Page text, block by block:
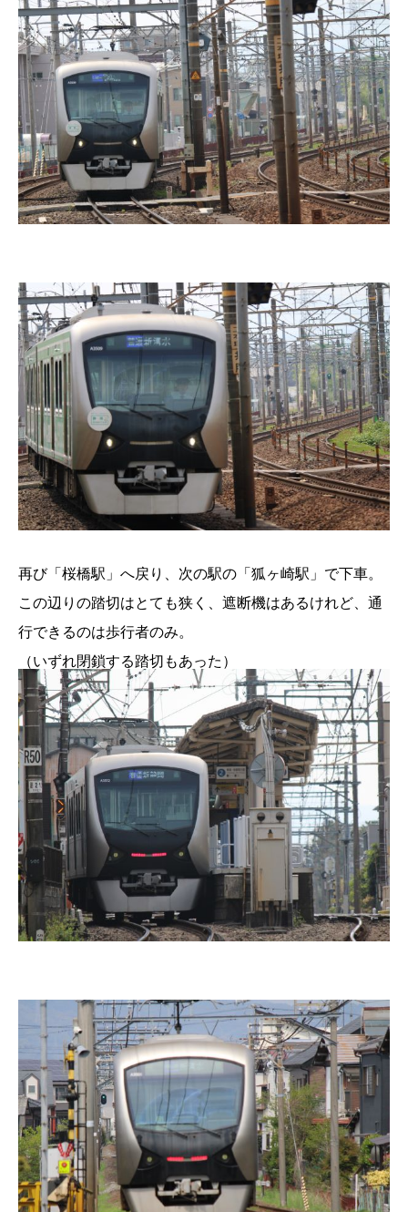
再び「桜橋駅」へ戻り、次の駅の「狐ヶ崎駅」で下車。
この辺りの踏切はとても狭く、遮断機はあるけれど、通
行できるのは歩行者のみ。
（いずれ閉鎖する踏切もあった）